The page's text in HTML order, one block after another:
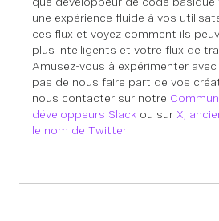
une expérience fluide à vos
ces flux et voyez comment ils
plus intelligents et votre flux de
Amusez-vous à expérimenter
pas de nous faire part de vos
nous contacter sur notre
développeurs Slack ou sur X,
le nom de Twitter.